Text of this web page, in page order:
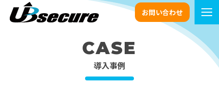
お問い合わせ
CASE
導入事例